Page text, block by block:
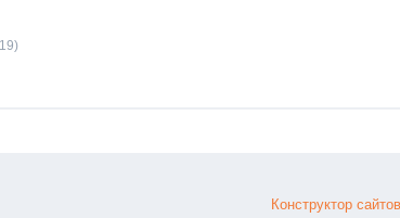
Конструктор сайтов